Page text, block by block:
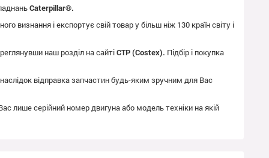
Caterpillar®.
визнання і експортує свій товар у більш ніж 130 країн світу і
наш розділ на сайтіCTP (Costex). Підбір і покупка
відправка запчастин будь-яким зручним для Вас
лише серійний номер двигуна або модель техніки на якій